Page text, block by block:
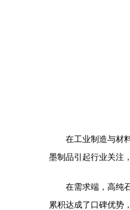
在工业制造与材
墨制品引起行业关注
在需求端，高纯
累积达成了口碑优势